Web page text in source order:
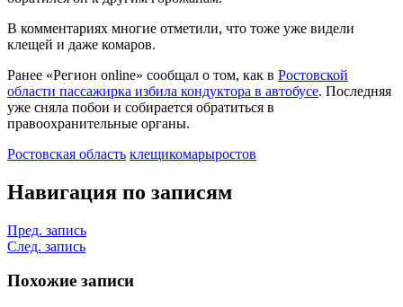
В комментариях многие отметили, что тоже уже видели
клещей и даже комаров.
Ранее «Регион online» сообщал о том, как в Ростовской
области пассажирка избила кондуктора в автобусе. Последняя
уже сняла побои и собирается обратиться в
правоохранительные органы.
Ростовская область клещикомарыростов
Навигация по записям
Пред. запись
След. запись
Похожие записи